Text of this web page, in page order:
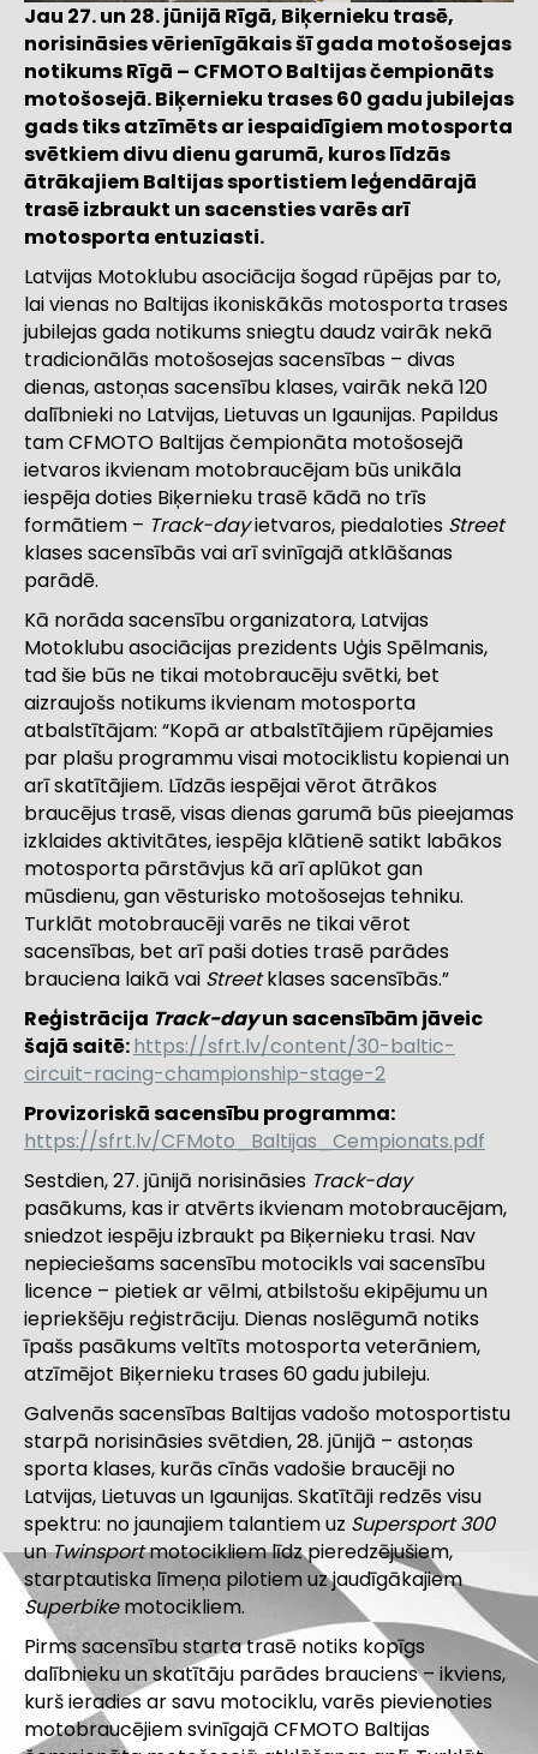
Jau 27. un 28. jūnijā Rīgā, Biķernieku trasē,
norisināsies vērienīgākais šī gada motošosejas
notikums Rīgā – CFMOTO Baltijas čempionāts
motošosejā. Biķernieku trases 60 gadu jubilejas
gads tiks atzīmēts ar iespaidīgiem motosporta
svētkiem divu dienu garumā, kuros līdzās
ātrākajiem Baltijas sportistiem leģendārajā
trasē izbraukt un sacensties varēs arī
motosporta entuziasti.
Latvijas Motoklubu asociācija šogad rūpējas par to,
lai vienas no Baltijas ikoniskākās motosporta trases
jubilejas gada notikums sniegtu daudz vairāk nekā
tradicionālās motošosejas sacensības – divas
dienas, astoņas sacensību klases, vairāk nekā 120
dalībnieki no Latvijas, Lietuvas un Igaunijas. Papildus
tam CFMOTO Baltijas čempionāta motošosejā
ietvaros ikvienam motobraucējam būs unikāla
iespēja doties Biķernieku trasē kādā no trīs
formātiem – Track-dayietvaros, piedaloties Street
klases sacensībās vai arī svinīgajā atklāšanas
parādē.
Kā norāda sacensību organizatora, Latvijas
Motoklubu asociācijas prezidents Uģis Spēlmanis,
tad šie būs ne tikai motobraucēju svētki, bet
aizraujošs notikums ikvienam motosporta
atbalstītājam: “Kopā ar atbalstītājiem rūpējamies
par plašu programmu visai motociklistu kopienai un
arī skatītājiem. Līdzās iespējai vērot ātrākos
braucējus trasē, visas dienas garumā būs pieejamas
izklaides aktivitātes, iespēja klātienē satikt labākos
motosporta pārstāvjus kā arī aplūkot gan
mūsdienu, gan vēsturisko motošosejas tehniku.
Turklāt motobraucēji varēs ne tikai vērot
sacensības, bet arī paši doties trasē parādes
brauciena laikā vai Streetklases sacensībās.”
Reģistrācija Track-dayun sacensībām jāveic
šajā saitē:https://sfrt.lv/content/30-baltic-
circuit-racing-championship-stage-2
Provizoriskā sacensību programma:
https://sfrt.lv/CFMoto_Baltijas_Cempionats.pdf
Sestdien, 27. jūnijā norisināsies Track-day
pasākums, kas ir atvērts ikvienam motobraucējam,
sniedzot iespēju izbraukt pa Biķernieku trasi. Nav
nepieciešams sacensību motocikls vai sacensību
licence – pietiek ar vēlmi, atbilstošu ekipējumu un
iepriekšēju reģistrāciju. Dienas noslēgumā notiks
īpašs pasākums veltīts motosporta veterāniem,
atzīmējot Biķernieku trases 60 gadu jubileju.
Galvenās sacensības Baltijas vadošo motosportistu
starpā norisināsies svētdien, 28. jūnijā – astoņas
sporta klases, kurās cīnās vadošie braucēji no
Latvijas, Lietuvas un Igaunijas. Skatītāji redzēs visu
spektru: no jaunajiem talantiem uz Supersport 300
unTwinsportmotocikliem līdz pieredzējušiem,
starptautiska līmeņa pilotiem uz jaudīgākajiem
Superbikemotocikliem.
Pirms sacensību starta trasē notiks kopīgs
dalībnieku un skatītāju parādes brauciens – ikviens,
kurš ieradies ar savu motociklu, varēs pievienoties
motobraucējiem svinīgajā CFMOTO Baltijas